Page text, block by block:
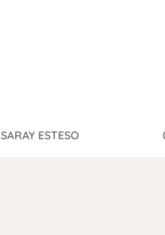
SARAY ESTESO